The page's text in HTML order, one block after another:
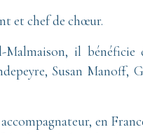
et chef de chœur.
il bénéficie
Susan Manoff,
en